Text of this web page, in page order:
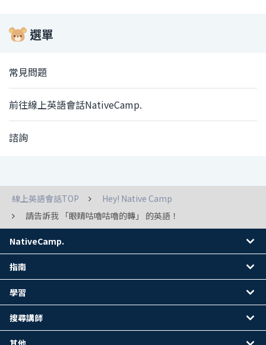
選單
常見問題
前往線上英語會話NativeCamp.
諮詢
線上英語會話TOP
Hey! Native Camp
請告訴我 「眼睛咕嚕咕嚕的轉」 的英語！
NativeCamp.
指南
學習
搜尋講師